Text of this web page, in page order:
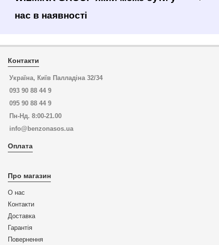
нас в наявності
Контакти
Україна, Київ Палладіна 32/34
093 90 88 44 9
095 90 88 44 9
Пн-Нд. 8:00-21.00
info@benzonasos.ua
Оплата
Про магазин
О нас
Контакти
Доставка
Гарантія
Повернення